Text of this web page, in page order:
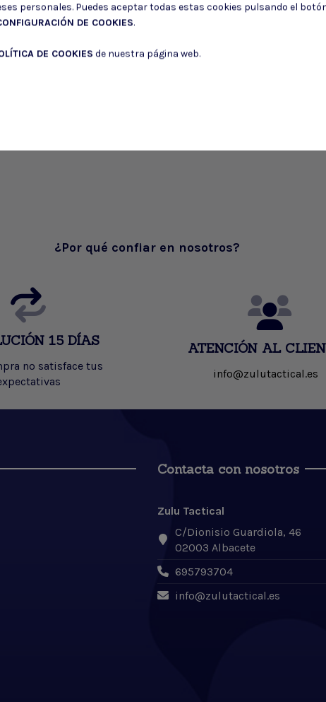
¿Por qué confiar en nosotros?
15 DÍAS
no satisface tus
ATENCIÓN AL
info@zulutactical.es
Contacta con nosotros
Zulu Tactical
C/Dionisio Guardiola, 46
02003 Albacete
695793704
info@zulutactical.es
personales. Puedes aceptar todas estas cookies pulsando el
DE COOKIES.
DE COOKIES de nuestra página web.